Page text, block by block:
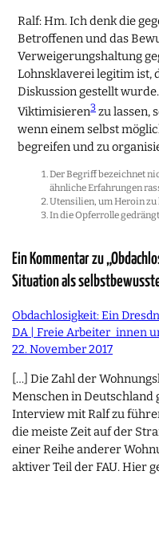
Ralf: Hm. Ich denk die
Betroffenen und das
Verweigerungshaltung
Lohnsklaverei legitim ist,
Diskussion gestellt
Viktimisieren3 zu lassen,
wenn einem selbst
begreifen und zu
Der Begriff bezeichnet
ähnliche Erfahrungen
Utensilien, um Heroin zu
In die Opferrolle
Ein Kommentar zu
Situation als
Obdachlosigkeit: Ein
DA | Freie Arbeiter_innen
22. November 2017
[…] Die Zahl der
Menschen in Deutschland
Interview mit Ralf zu
die meiste Zeit auf der
einer Reihe anderer
aktiver Teil der FAU. Hier